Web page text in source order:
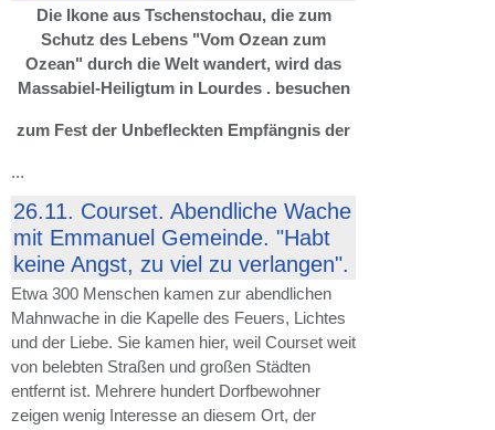
Die Ikone aus Tschenstochau, die zum
Schutz des Lebens "Vom Ozean zum
Ozean" durch die Welt wandert, wird das
Massabiel-Heiligtum in Lourdes . besuchen
zum Fest der Unbefleckten Empfängnis der
...
26.11. Courset. Abendliche Wache
mit Emmanuel Gemeinde. "Habt
keine Angst, zu viel zu verlangen".
Etwa 300 Menschen kamen zur abendlichen
Mahnwache in die Kapelle des Feuers, Lichtes
und der Liebe. Sie kamen hier, weil Courset weit
von belebten Straßen und großen Städten
entfernt ist. Mehrere hundert Dorfbewohner
zeigen wenig Interesse an diesem Ort, der